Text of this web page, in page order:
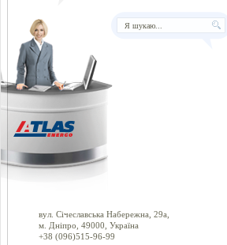
вул. Січеславська Набережна, 29а,
м. Дніпро, 49000, Україна
+38 (096)515-96-99